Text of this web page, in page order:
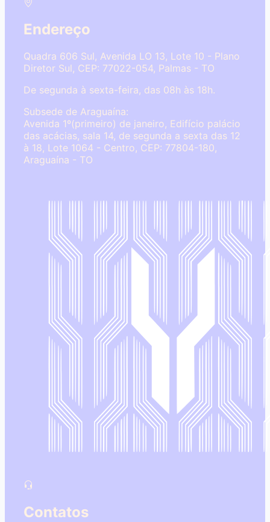
Endereço
Quadra 606 Sul, Avenida LO 13, Lote 10 - Plano
Diretor Sul, CEP: 77022-054, Palmas - TO
De segunda à sexta-feira, das 08h às 18h.
Subsede de Araguaína:
Avenida 1º(primeiro) de janeiro, Edifício palácio
das acácias, sala 14, de segunda a sexta das 12
à 18, Lote 1064 - Centro, CEP: 77804-180,
Araguaína - TO
Contatos